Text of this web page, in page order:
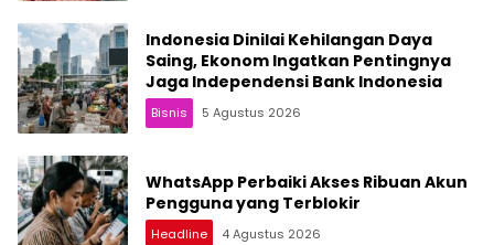
Indonesia Dinilai Kehilangan Daya
Saing, Ekonom Ingatkan Pentingnya
Jaga Independensi Bank Indonesia
Bisnis 5 Agustus 2026
WhatsApp Perbaiki Akses Ribuan Akun
Pengguna yang Terblokir
Headline 4 Agustus 2026